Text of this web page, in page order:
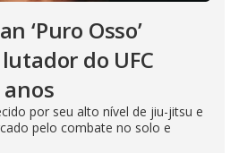
‘Puro Osso’
do UFC
por seu alto nível de jiu-jitsu e
pelo combate no solo e